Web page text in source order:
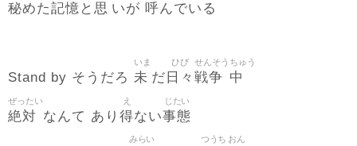
秘めた記憶 と 思 いが 呼んでいる
Stand by そうだろ 未
いま
だ 日々
ひび
戦争
せんそう
中
ちゅう
絶対
ぜったい
なんて あり 得
え
ない事態
じたい
みらい つうち おん